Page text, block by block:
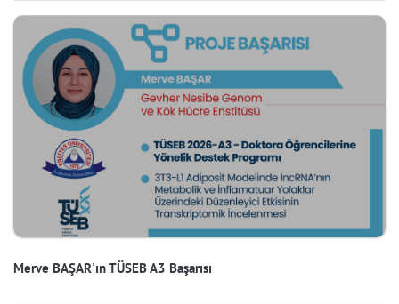
Merve BAŞAR'ın TÜSEB A3 Başarısı